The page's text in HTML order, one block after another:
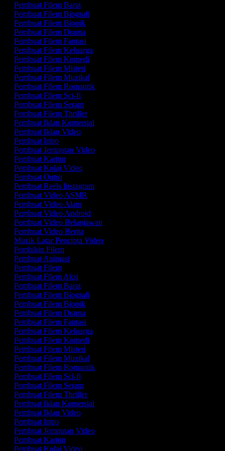
Pembuat Filem Barat
Pembuat Filem Biografi
Pembuat Filem Biopik
Pembuat Filem Drama
Pembuat Filem Fantasi
Pembuat Filem Keluarga
Pembuat Filem Komedi
Pembuat Filem Misteri
Pembuat Filem Muzikal
Pembuat Filem Romantik
Pembuat Filem Sci-fi
Pembuat Filem Seram
Pembuat Filem Thriller
Pembuat Iklan Komersial
Pembuat Iklan Video
Pembuat Intro
Pembuat Jemputan Video
Pembuat Kartun
Pembuat Kolaj Video
Pembuat Outro
Pembuat Reels Instagram
Pembuat Video ASMR
Pembuat Video Alam
Pembuat Video Android
Pembuat Video Belanjawan
Pembuat Video Berita
Muzik Latar Pencipta Video
Pembikin Filem
Pembuat Animasi
Pembuat Filem
Pembuat Filem Aksi
Pembuat Filem Barat
Pembuat Filem Biografi
Pembuat Filem Biopik
Pembuat Filem Drama
Pembuat Filem Fantasi
Pembuat Filem Keluarga
Pembuat Filem Komedi
Pembuat Filem Misteri
Pembuat Filem Muzikal
Pembuat Filem Romantik
Pembuat Filem Sci-fi
Pembuat Filem Seram
Pembuat Filem Thriller
Pembuat Iklan Komersial
Pembuat Iklan Video
Pembuat Intro
Pembuat Jemputan Video
Pembuat Kartun
Pembuat Kolaj Video